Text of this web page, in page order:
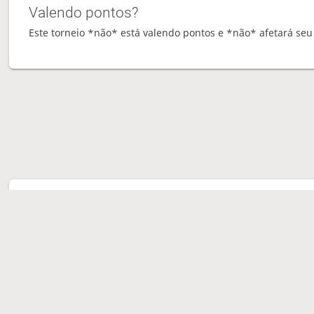
Valendo pontos?
Este torneio *não* está valendo pontos e *não* afetará